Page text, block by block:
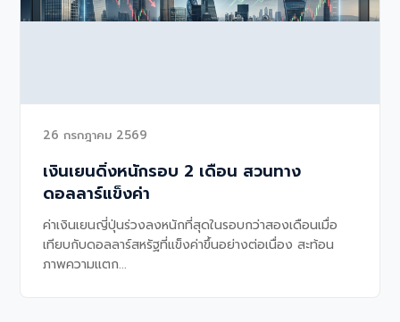
26 กรกฎาคม 2569
เงินเยนดิ่งหนักรอบ 2 เดือน สวนทาง
ดอลลาร์แข็งค่า
ค่าเงินเยนญี่ปุ่นร่วงลงหนักที่สุดในรอบกว่าสองเดือนเมื่อ
เทียบกับดอลลาร์สหรัฐที่แข็งค่าขึ้นอย่างต่อเนื่อง สะท้อน
ภาพความแตก...